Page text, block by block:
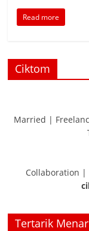
Read more
Ciktom
Married |
Collaboration |
Tertarik